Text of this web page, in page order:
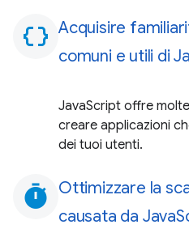
data_object Acquisire
comuni e utili di
JavaScript offre
creare applicazioni
dei tuoi utenti.
timer Ottimizzare la
causata da